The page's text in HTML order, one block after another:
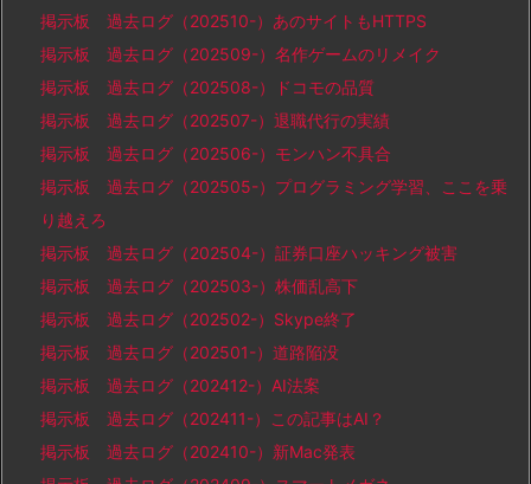
掲示板 過去ログ（202510-）あのサイトもHTTPS
掲示板 過去ログ（202509-）名作ゲームのリメイク
掲示板 過去ログ（202508-）ドコモの品質
掲示板 過去ログ（202507-）退職代行の実績
掲示板 過去ログ（202506-）モンハン不具合
掲示板 過去ログ（202505-）プログラミング学習、ここを乗
り越えろ
掲示板 過去ログ（202504-）証券口座ハッキング被害
掲示板 過去ログ（202503-）株価乱高下
掲示板 過去ログ（202502-）Skype終了
掲示板 過去ログ（202501-）道路陥没
掲示板 過去ログ（202412-）AI法案
掲示板 過去ログ（202411-）この記事はAI？
掲示板 過去ログ（202410-）新Mac発表